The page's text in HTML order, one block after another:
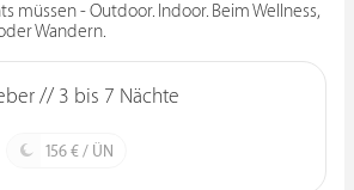
müssen - Outdoor. Indoor. Beim Wellness,
Wandern.
// 3 bis 7 Nächte
156 € / ÜN